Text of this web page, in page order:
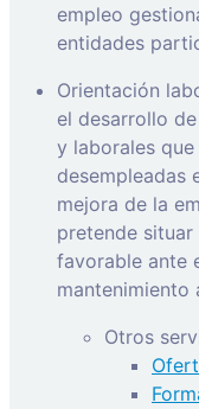
empleo
entidades
Orientación
el desarrollo
y laborales
desempleadas
mejora de la
pretende
favorable ante
mantenimiento
Otros